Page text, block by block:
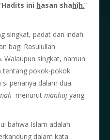
Hadits ini hasan shahîh.”
singkat, padat dan indah
bagi Rasulullah
Walaupun singkat, namun
tentang pokok-pokok
penanya dalam dua
menurutmanhaj yang
bahwa Islam adalah
dalam kata